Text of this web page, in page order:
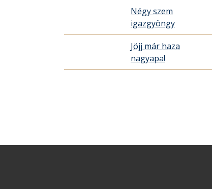
Négy szem
igazgyöngy
Jöjj már haza
nagyapa!